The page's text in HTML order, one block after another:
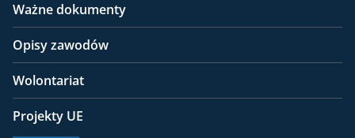
Ważne dokumenty
Opisy zawodów
Wolontariat
Projekty UE